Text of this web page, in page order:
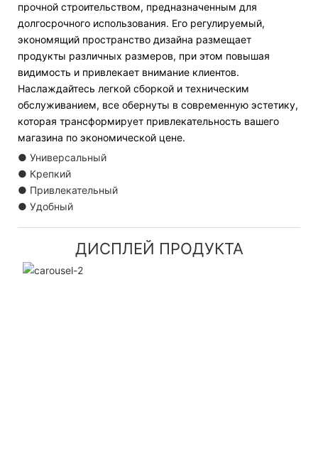
прочной строительством, предназначенным для
долгосрочного использования. Его регулируемый,
экономящий пространство дизайна размещает
продукты различных размеров, при этом повышая
видимость и привлекает внимание клиентов.
Наслаждайтесь легкой сборкой и техническим
обслуживанием, все обернуты в современную эстетику,
которая трансформирует привлекательность вашего
магазина по экономической цене.
● Универсальный
● Крепкий
● Привлекательный
● Удобный
ДИСПЛЕЙ ПРОДУКТА